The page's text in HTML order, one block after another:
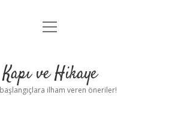
Anasayfa
Yasal Uyarı
menüyü
Kapı ve Hikaye
ilham veren öneriler!